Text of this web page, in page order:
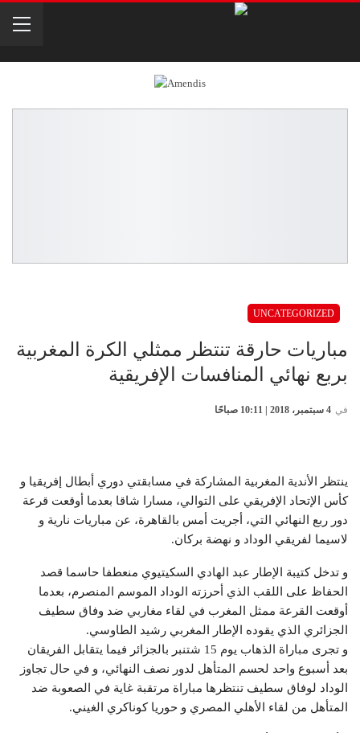
UNCATEGORIZED
مباريات حارقة تنتظر ممثلي الكرة المغربية
بربع نهائي المنافسات الإفريقية
في 4 سبتمبر، 2018 | 10:11 صباحًا
ينتظر الأندية المغربية المشاركة في مسابقتي دوري أبطال إفريقيا و
كأس الإتحاد الإفريقي على التوالي، مسارا شاقا بعدما أوقعت قرعة
دور ربع النهائي التي، أجريت أمس بالقاهرة، عن مباريات نارية و
لاسيما لفريقي الوداد و نهضة بركان.
و تدخل كتيبة الإطار عبد الهادي السكيتيوي منعطفا حاسما قصد
الحفاظ على اللقب الذي أحرزته الوداد الموسم المنصرم، بعدما
أوقعت القرعة ممثل المغرب في لقاء مغاربي ضد وفاق سطيف
الجزائري الذي يقوده الإطار المغربي رشيد الطاوسي.
و تجرى مباراة الذهاب يوم 15 شتنبر بالجزائر فيما يتقابل الفريقان
بعد أسبوع واحد لحسم المتأهل لدور نصف النهائي، و في حال تجاوز
الوداد لوفاق سطيف تنتظرها مباراة مرتقبة غاية في الصعوبة ضد
المتأهل من لقاء الأهلي المصري و حوريا كوناكري الغيني.